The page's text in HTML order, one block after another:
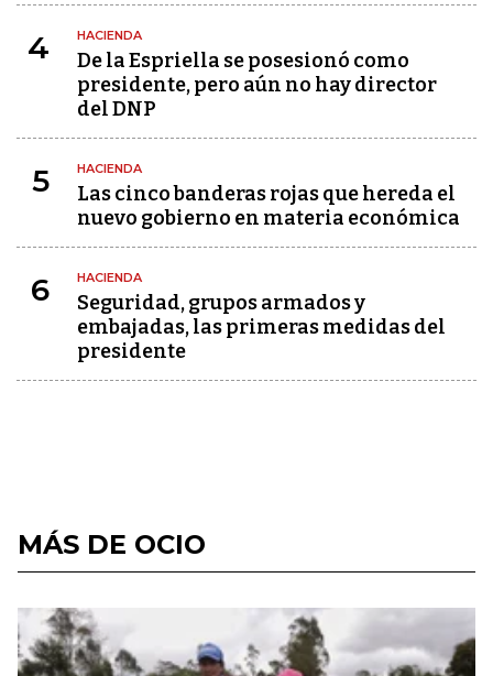
4 HACIENDA
De la Espriella se posesionó como
presidente, pero aún no hay director
del DNP
5 HACIENDA
Las cinco banderas rojas que hereda el
nuevo gobierno en materia económica
6 HACIENDA
Seguridad, grupos armados y
embajadas, las primeras medidas del
presidente
MÁS DE OCIO